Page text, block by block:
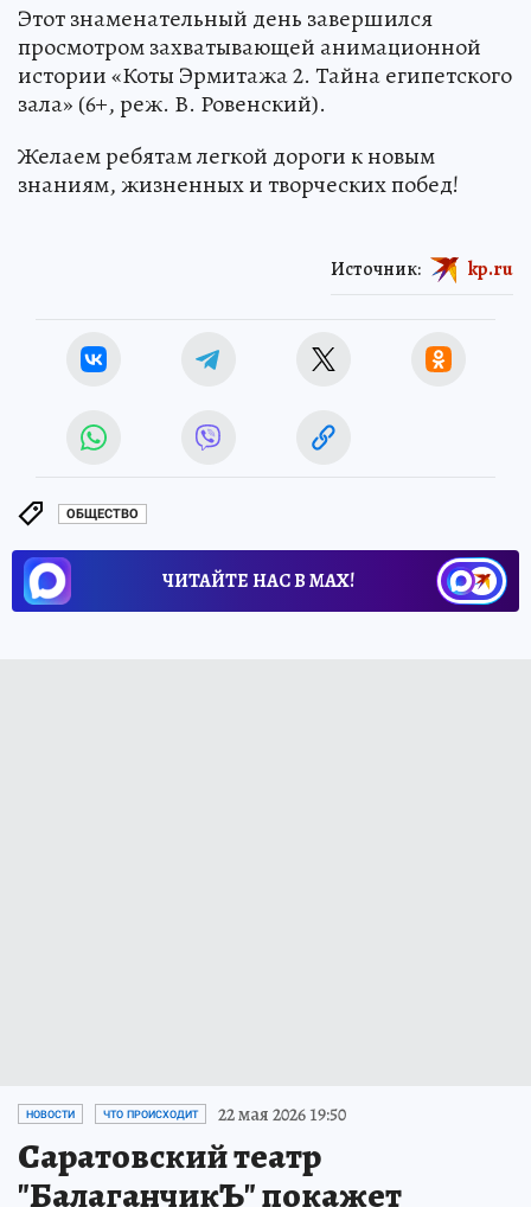
Этот знаменательный день завершился
просмотром захватывающей анимационной
истории «Коты Эрмитажа 2. Тайна египетского
зала» (6+, реж. В. Ровенский).
Желаем ребятам легкой дороги к новым
знаниям, жизненных и творческих побед!
Источник: kp.ru
ОБЩЕСТВО
ЧИТАЙТЕ НАС В МАХ!
НОВОСТИ ЧТО ПРОИСХОДИТ 22 мая 2026 19:50
Саратовский театр
"БалаганчикЪ" покажет